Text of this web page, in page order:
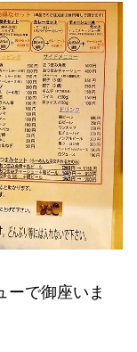
ーで御座いま